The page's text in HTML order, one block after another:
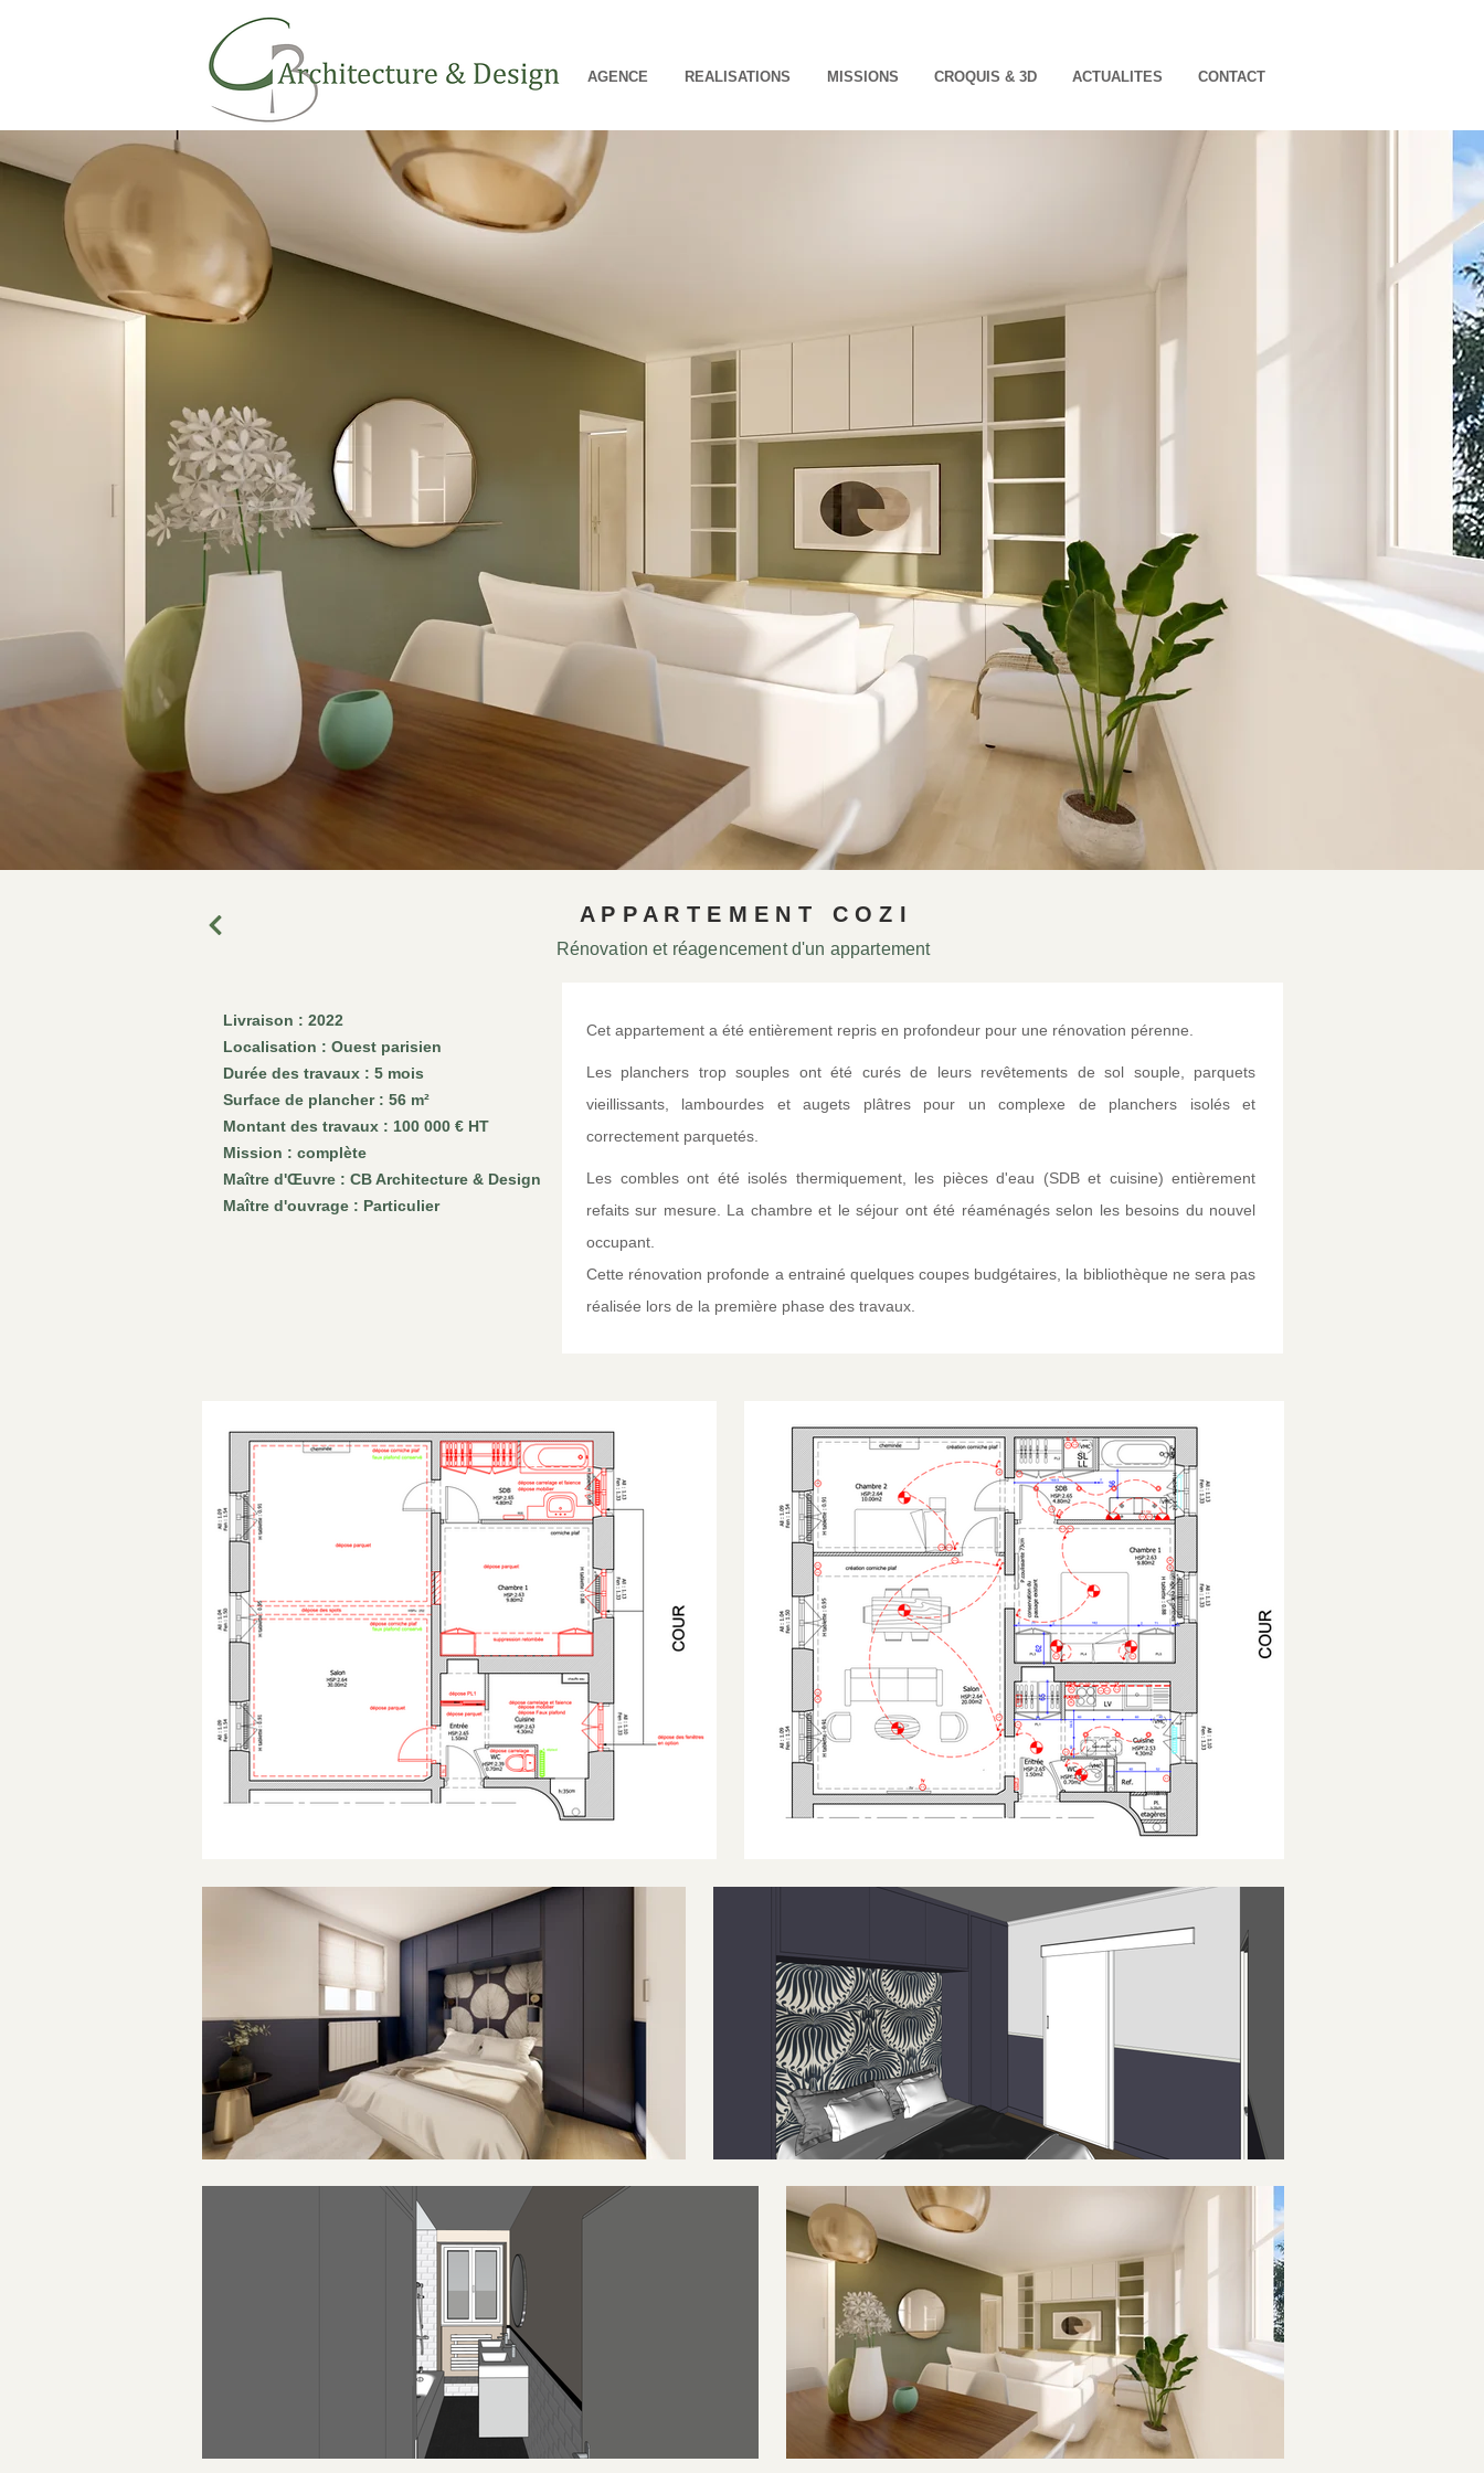
AGENCE REALISATIONS MISSIONS CROQUIS & 3D ACTUALITES CONTACT
A P P A R T E M E N T C O Z I
Rénovation et réagencement d'un appartement
Livraison : 2022
Localisation : Ouest parisien
Durée des travaux : 5 mois
Surface de plancher : 56 m²
Montant des travaux : 100 000 € HT
Mission : complète
Maître d'Œuvre : CB Architecture & Design
Maître d'ouvrage : Particulier
Cet appartement a été entièrement repris en profondeur pour une rénovation pérenne.
Les planchers trop souples ont été curés de leurs revêtements de sol souple, parquets
vieillissants, lambourdes et augets plâtres pour un complexe de planchers isolés et
correctement parquetés.
Les combles ont été isolés thermiquement, les pièces d'eau (SDB et cuisine) entièrement
refaits sur mesure. La chambre et le séjour ont été réaménagés selon les besoins du nouvel
occupant.
Cette rénovation profonde a entrainé quelques coupes budgétaires, la bibliothèque ne sera pas
réalisée lors de la première phase des travaux.